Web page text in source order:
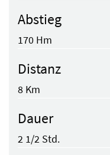
Abstieg
170 Hm
Distanz
8 Km
Dauer
2 1/2 Std.